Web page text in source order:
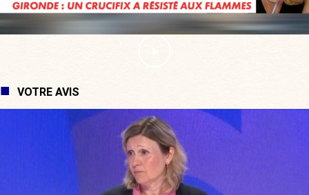
VOTRE AVIS